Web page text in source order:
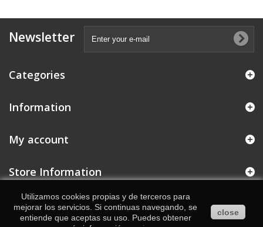
Newsletter
Categories
Information
My account
Store Information
Utilizamos cookies propias y de terceros para
mejorar los servicios. Si continuas navegando, se
entiende que aceptas su uso. Puedes obtener
close